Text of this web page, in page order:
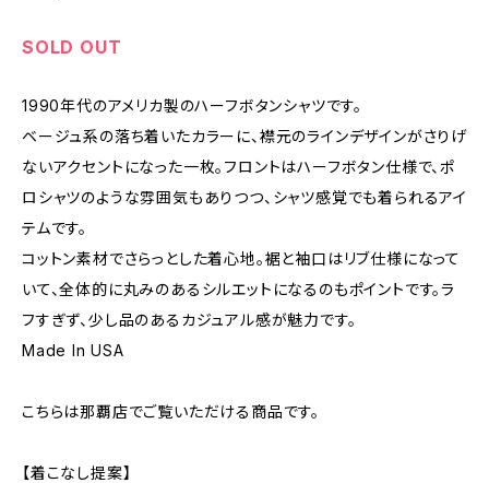
SOLD OUT
1990年代のアメリカ製のハーフボタンシャツです。
ベージュ系の落ち着いたカラーに、襟元のラインデザインがさりげ
ないアクセントになった一枚。フロントはハーフボタン仕様で、ポ
ロシャツのような雰囲気もありつつ、シャツ感覚でも着られるアイ
テムです。
コットン素材でさらっとした着心地。裾と袖口はリブ仕様になって
いて、全体的に丸みのあるシルエットになるのもポイントです。ラ
フすぎず、少し品のあるカジュアル感が魅力です。
Made In USA
こちらは那覇店でご覧いただける商品です。
【着こなし提案】